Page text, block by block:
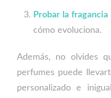
Probar la fragancia
cómo evoluciona.
Además, no olvides
perfumes puede
personalizado e